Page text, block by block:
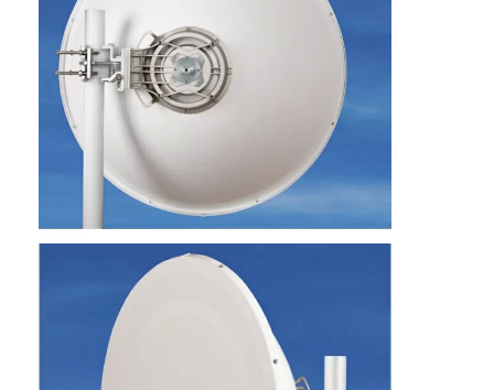
Ποιοτικός έλεγχος
επαφή
Ζητήστε ένα απόσπασμα
Αντενή μικροκυμάτων
Μικροκυμάτων Παραβολική κεραία
Αντήνα κέρατος μικροκυμάτων